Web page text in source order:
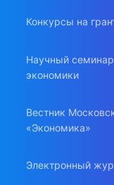
Конкурсы на
Научный
экономики
Вестник
«Экономика»
Электронный